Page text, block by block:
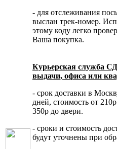
- для отслеживания
выслан трек-номер.
этому коду легко
Ваша покупка.
Курьерская служба
выдачи, офиса или
- срок доставки в
дней, стоимость от
350р до двери.
- сроки и стоимость
будут уточнены при